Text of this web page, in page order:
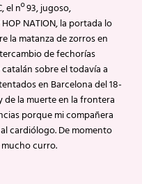
el nº 93, jugoso,
NATION, la portada lo
la matanza de zorros en
de fechorías
sobre el todavía a
en Barcelona del 18-
de la muerte en la frontera
porque mi compañera
cardiólogo. De momento
curro.